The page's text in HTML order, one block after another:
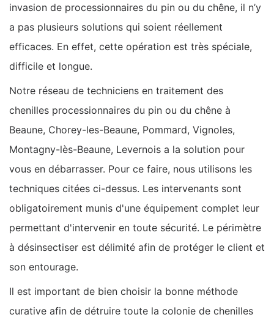
invasion de processionnaires du pin ou du chêne, il n’y
a pas plusieurs solutions qui soient réellement
efficaces. En effet, cette opération est très spéciale,
difficile et longue.
Notre réseau de techniciens en traitement des
chenilles processionnaires du pin ou du chêne à
Beaune, Chorey-les-Beaune, Pommard, Vignoles,
Montagny-lès-Beaune, Levernois a la solution pour
vous en débarrasser. Pour ce faire, nous utilisons les
techniques citées ci-dessus. Les intervenants sont
obligatoirement munis d'une équipement complet leur
permettant d'intervenir en toute sécurité. Le périmètre
à désinsectiser est délimité afin de protéger le client et
son entourage.
Il est important de bien choisir la bonne méthode
curative afin de détruire toute la colonie de chenilles